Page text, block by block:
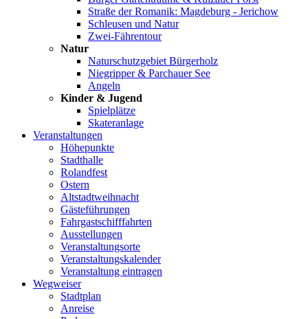
Straße der Romanik: Magdeburg - Jerichow
Schleusen und Natur
Zwei-Fährentour
Natur
Naturschutzgebiet Bürgerholz
Niegripper & Parchauer See
Angeln
Kinder & Jugend
Spielplätze
Skateranlage
Veranstaltungen
Höhepunkte
Stadthalle
Rolandfest
Ostern
Altstadtweihnacht
Gästeführungen
Fahrgastschifffahrten
Ausstellungen
Veranstaltungsorte
Veranstaltungskalender
Veranstaltung eintragen
Wegweiser
Stadtplan
Anreise